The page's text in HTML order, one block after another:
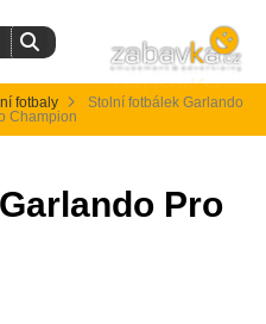
fotbaly
Stolní fotbálek Garlando
Champion
Pro